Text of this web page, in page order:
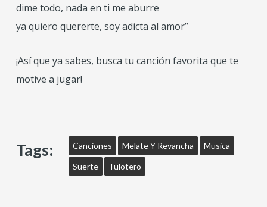
dime todo, nada en ti me aburre
ya quiero quererte, soy adicta al amor”
¡Así que ya sabes, busca tu canción favorita que te
motive a jugar!
Tags: Canciones Melate Y Revancha Musica
Suerte Tulotero